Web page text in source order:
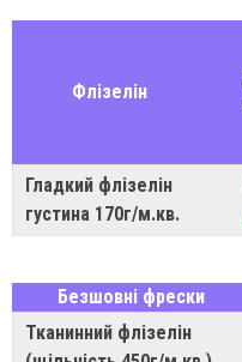
Флізелін
Гладкий флізелін
густина 170г/м.кв.
Безшовні фрески
Тканинний флізелін